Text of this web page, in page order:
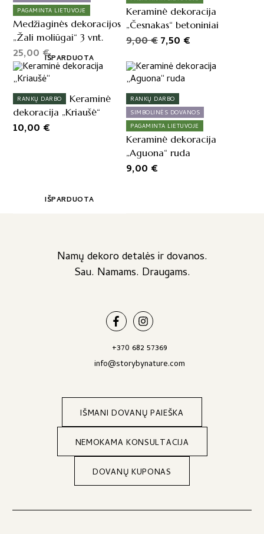
PAGAMINTA LIETUVOJE
Medžiaginės dekoracijos
„Žali moliūgai“ 3 vnt.
25,00 €
IŠPARDUOTA
Keraminė dekoracija
„Česnakas“ betoniniai
9,00€Original
was:
9,00 €.
7,50 €
is:
RANKŲ DARBO
Keraminė
dekoracija „Kriaušė“
10,00 €
IŠPARDUOTA
RANKŲ DARBO
SIMBOLINĖS DOVANOS
PAGAMINTA LIETUVOJE
Keraminė dekoracija
„Aguona“ ruda
9,00 €
Namų dekoro detalės ir dovanos.
Sau. Namams. Draugams.
+370 682 57369
info@storybynature.com
IŠMANI DOVANŲ PAIEŠKA
NEMOKAMA KONSULTACIJA
DOVANŲ KUPONAS